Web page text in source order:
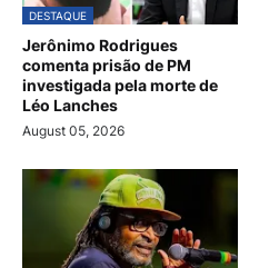
DESTAQUE
Jerônimo Rodrigues
comenta prisão de PM
investigada pela morte de
Léo Lanches
August 05, 2026